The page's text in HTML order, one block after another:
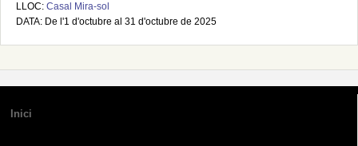
LLOC: Casal Mira-sol
DATA: De l'1 d'octubre al 31 d'octubre de 2025
Inici